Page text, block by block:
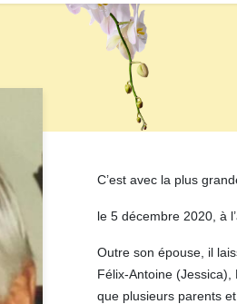
C’est avec la plus
le 5 décembre 2020, à
Outre son épouse, il
Félix-Antoine
que plusieurs parents et